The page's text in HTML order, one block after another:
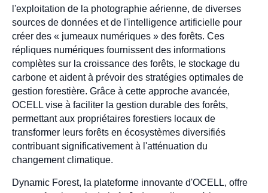
l'exploitation de la photographie aérienne, de diverses
sources de données et de l'intelligence artificielle pour
créer des « jumeaux numériques » des forêts. Ces
répliques numériques fournissent des informations
complètes sur la croissance des forêts, le stockage du
carbone et aident à prévoir des stratégies optimales de
gestion forestière. Grâce à cette approche avancée,
OCELL vise à faciliter la gestion durable des forêts,
permettant aux propriétaires forestiers locaux de
transformer leurs forêts en écosystèmes diversifiés
contribuant significativement à l'atténuation du
changement climatique.
Dynamic Forest, la plateforme innovante d'OCELL, offre